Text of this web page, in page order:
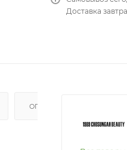
Доставка
ОПЛАТА